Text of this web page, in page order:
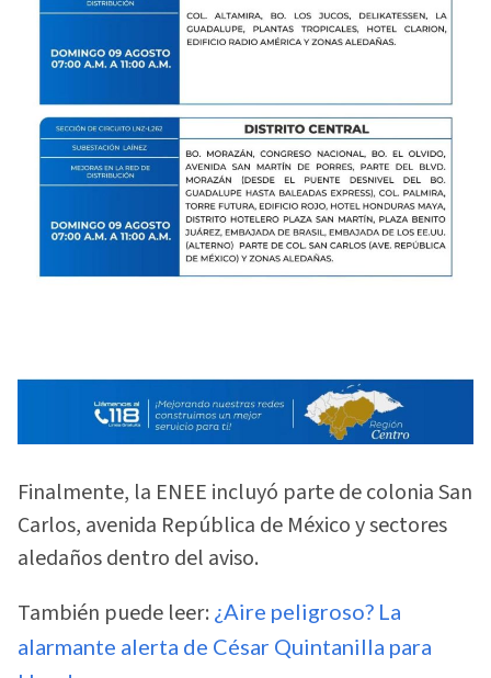
Finalmente, la ENEE incluyó parte de colonia San
Carlos, avenida República de México y sectores
aledaños dentro del aviso.
También puede leer: ¿Aire peligroso? La
alarmante alerta de César Quintanilla para